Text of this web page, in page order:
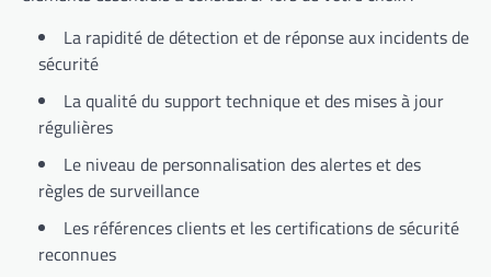
La rapidité de détection et de réponse aux incidents de
sécurité
La qualité du support technique et des mises à jour
régulières
Le niveau de personnalisation des alertes et des
règles de surveillance
Les références clients et les certifications de sécurité
reconnues